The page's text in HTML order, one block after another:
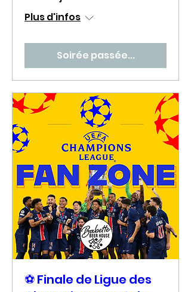
Plus d'infos
Soirée passée...
⚽ Finale de Ligue des